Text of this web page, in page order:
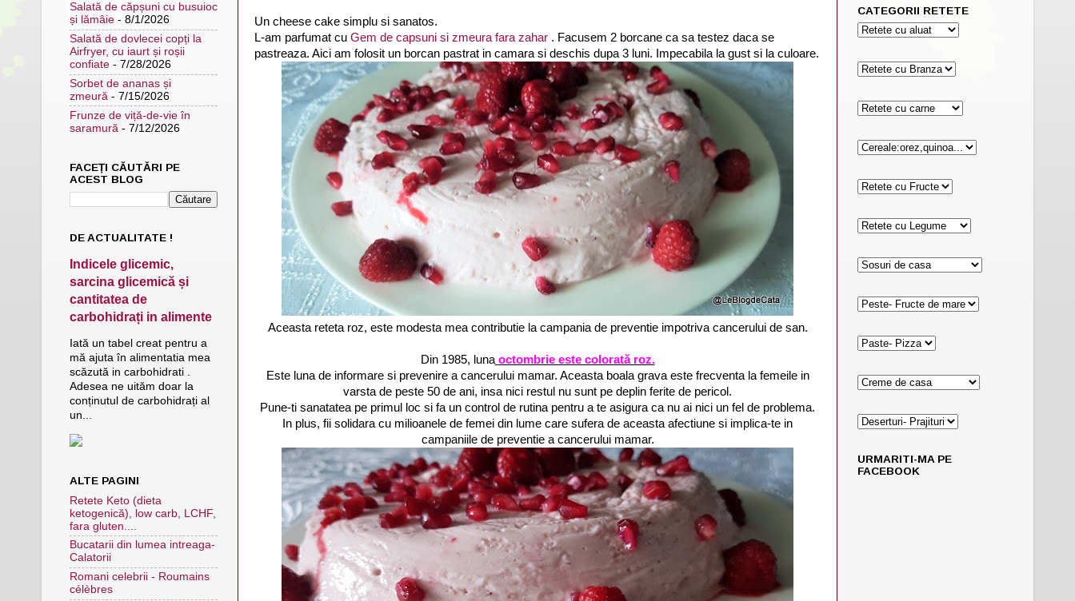
Un cheese cake simplu si sanatos.
L-am parfumat cu Gem de capsuni si zmeura fara zahar . Facusem 2 borcane ca sa testez daca se
pastreaza. Aici am folosit un borcan pastrat in camara si deschis dupa 3 luni. Impecabila la gust si la culoare.
Aceasta reteta roz, este modesta mea contributie la campania de preventie impotriva cancerului de san.
Din 1985, luna octombrie este colorată roz.
Este luna de informare si prevenire a cancerului mamar. Aceasta boala grava este frecventa la femeile in
varsta de peste 50 de ani, insa nici restul nu sunt pe deplin ferite de pericol.
Pune-ti sanatatea pe primul loc si fa un control de rutina pentru a te asigura ca nu ai nici un fel de problema.
In plus, fii solidara cu milioanele de femei din lume care sufera de aceasta afectiune si implica-te in
campaniile de preventie a cancerului mamar.
Salată de căpșuni cu busuioc
și lămâie - 8/1/2026
Salată de dovlecei copți la
Airfryer, cu iaurt și roșii
confiate - 7/28/2026
Sorbet de ananas și
zmeură - 7/15/2026
Frunze de viță-de-vie în
saramură - 7/12/2026
FACEȚI CĂUTĂRI PE
ACEST BLOG
DE ACTUALITATE !
Indicele glicemic,
sarcina glicemică și
cantitatea de
carbohidrați in alimente
Iată un tabel creat pentru a
mă ajuta în alimentatia mea
scăzută in carbohidrati .
Adesea ne uităm doar la
conținutul de carbohidrați al
un...
ALTE PAGINI
Retete Keto (dieta
ketogenică), low carb, LCHF,
fara gluten....
Bucatarii din lumea intreaga-
Calatorii
Romani celebrii - Roumains
célèbres
CATEGORII RETETE
URMARITI-MA PE
FACEBOOK